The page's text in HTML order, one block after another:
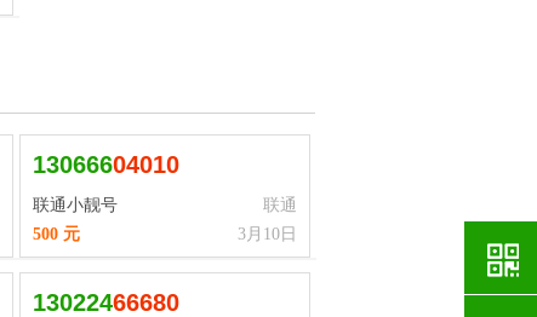
13066604010
联通小靓号
联通
3月10日
500 元
13022466680